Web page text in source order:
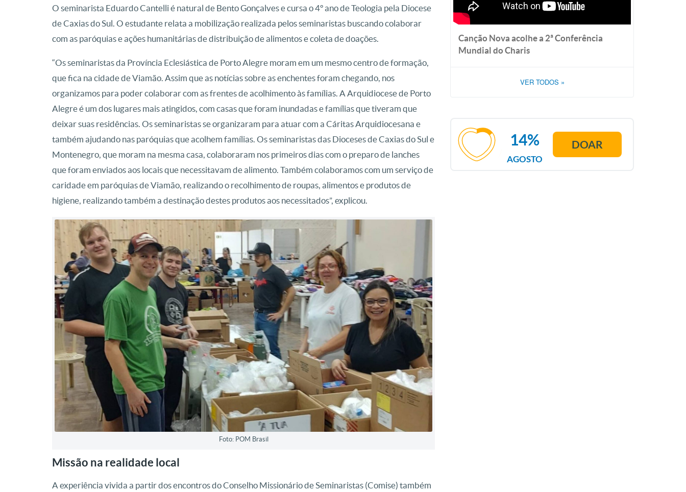
O seminarista Eduardo Cantelli é natural de Bento Gonçalves e cursa o 4º ano de Teologia pela Diocese
de Caxias do Sul. O estudante relata a mobilização realizada pelos seminaristas buscando colaborar
com as paróquias e ações humanitárias de distribuição de alimentos e coleta de doações.
“Os seminaristas da Província Eclesiástica de Porto Alegre moram em um mesmo centro de formação,
que fica na cidade de Viamão. Assim que as notícias sobre as enchentes foram chegando, nos
organizamos para poder colaborar com as frentes de acolhimento às famílias. A Arquidiocese de Porto
Alegre é um dos lugares mais atingidos, com casas que foram inundadas e famílias que tiveram que
deixar suas residências. Os seminaristas se organizaram para atuar com a Cáritas Arquidiocesana e
também ajudando nas paróquias que acolhem famílias. Os seminaristas das Dioceses de Caxias do Sul e
Montenegro, que moram na mesma casa, colaboraram nos primeiros dias com o preparo de lanches
que foram enviados aos locais que necessitavam de alimento. Também colaboramos com um serviço de
caridade em paróquias de Viamão, realizando o recolhimento de roupas, alimentos e produtos de
higiene, realizando também a destinação destes produtos aos necessitados”, explicou.
Foto: POM Brasil
Missão na realidade local
A experiência vivida a partir dos encontros do Conselho Missionário de Seminaristas (Comise) também
Canção Nova acolhe a 2ª Conferência
Mundial do Charis
VER TODOS »
AGOSTO
14% DOAR